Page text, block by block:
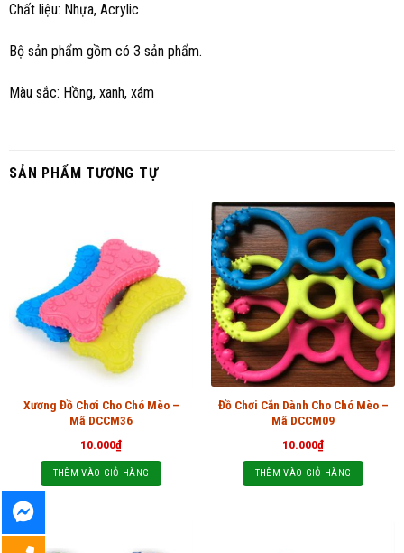
Chất liệu: Nhựa, Acrylic
Bộ sản phẩm gồm có 3 sản phẩm.
Màu sắc: Hồng, xanh, xám
SẢN PHẨM TƯƠNG TỰ
Xương Đồ Chơi Cho Chó Mèo –
Mã DCCM36
10.000₫
THÊM VÀO GIỎ HÀNG
Đồ Chơi Cắn Dành Cho Chó Mèo –
Mã DCCM09
10.000₫
THÊM VÀO GIỎ HÀNG